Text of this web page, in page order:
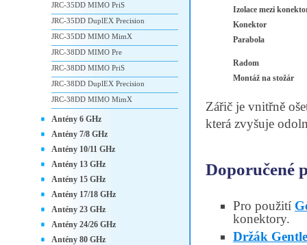
Izolace mezi
Konektor
Parabola
Radom
Montáž na stožár
Zářič je vnitřně
která zvyšuje
Doporučené
Pro použití
konektory.
Držák
JRC-35DD MIMO PriS
JRC-35DD DuplEX Precision
JRC-35DD MIMO MimX
JRC-38DD MIMO Pre
JRC-38DD MIMO PriS
JRC-38DD DuplEX Precision
JRC-38DD MIMO MimX
Antény 6 GHz
Antény 7/8 GHz
Antény 10/11 GHz
Antény 13 GHz
Antény 15 GHz
Antény 17/18 GHz
Antény 23 GHz
Antény 24/26 GHz
Antény 80 GHz